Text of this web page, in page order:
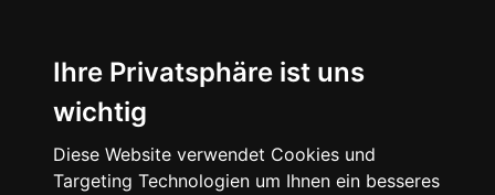
Ihre Privatsphäre ist uns
wichtig
Diese Website verwendet Cookies und
Targeting Technologien um Ihnen ein besseres